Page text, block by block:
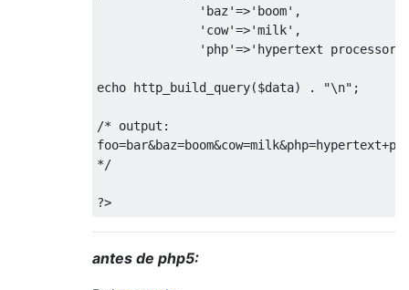
'baz'=>'boom' ,
'cow'=>'milk' ,
'php'=>'hypertext processor'
echo http_build_query($data) . "\n" ;
/* output:
*/
?>
antes de php5: